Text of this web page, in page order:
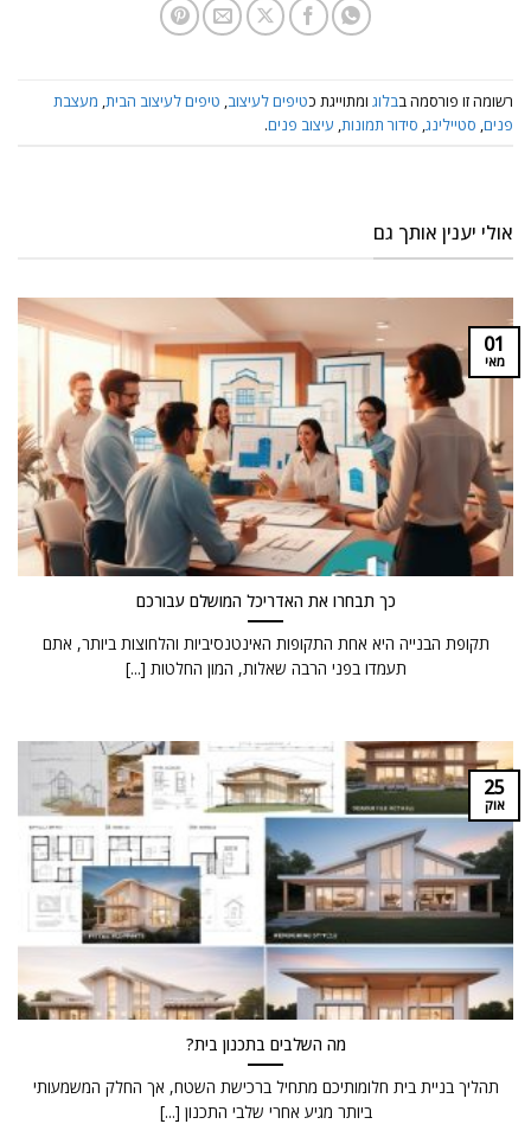
רשומה זו פורסמה בבלוג ומתוייגת כטיפים לעיצוב, טיפים לעיצוב הבית, מעצבת
פנים, סטיילינג, סידור תמונות, עיצוב פנים.
אולי יענין אותך גם
כך תבחרו את האדריכל המושלם עבורכם
תקופת הבנייה היא אחת התקופות האינטנסיביות והלחוצות ביותר, אתם
תעמדו בפני הרבה שאלות, המון החלטות [...]
01
מאי
מה השלבים בתכנון בית?
תהליך בניית בית חלומותיכם מתחיל ברכישת השטח, אך החלק המשמעותי
ביותר מגיע אחרי שלבי התכנון [...]
25
אוק